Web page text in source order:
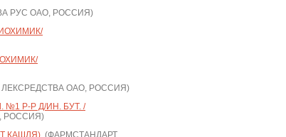
РУС ОАО, РОССИЯ)
ОАО, РОССИЯ)
№1 Р-Р Д/ИН. БУТ. /
РОССИЯ)
КАШЛЯ) (ФАРМСТАНДАРТ